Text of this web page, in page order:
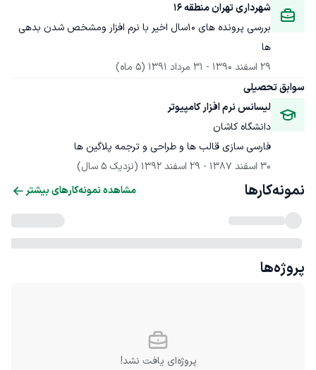
شهرداری تهران منطقه 16
بررسی پرونده های 10سال اخیر با نرم افزار ومشخص شدن بدهی
ها
29 اسفند 1390
- 31 مرداد 1391
(5 ماه)
سوابق تحصیلی
لیسانس نرم افزار کامپیوتر
دانشگاه کاشان
فارسی سازی قالب ها و طراحی و ترجمه پلاگین ها
30 اسفند 1387
- 29 اسفند 1392 (نزدیک 5 سال)
نمونه‌کارها مشاهده نمونه‌کارهای بیشتر
پروژه‌ها
پروژه‌ای یافت نشد!